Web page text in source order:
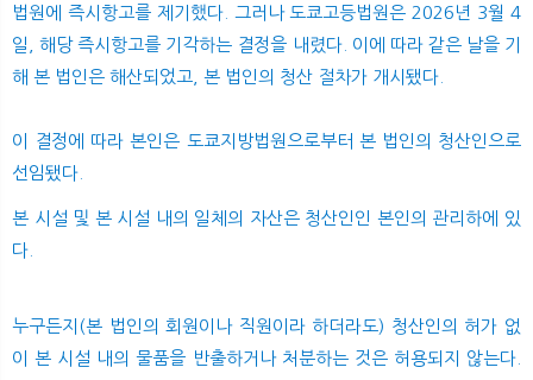
법원에 즉시항고를 제기했다. 그러나 도쿄고등법원은 2026년 3월 4
일, 해당 즉시항고를 기각하는 결정을 내렸다. 이에 따라 같은 날을 기
해 본 법인은 해산되었고, 본 법인의 청산 절차가 개시됐다.
이 결정에 따라 본인은 도쿄지방법원으로부터 본 법인의 청산인으로
선임됐다.
본 시설 및 본 시설 내의 일체의 자산은 청산인인 본인의 관리하에 있
다.
누구든지(본 법인의 회원이나 직원이라 하더라도) 청산인의 허가 없
이 본 시설 내의 물품을 반출하거나 처분하는 것은 허용되지 않는다.